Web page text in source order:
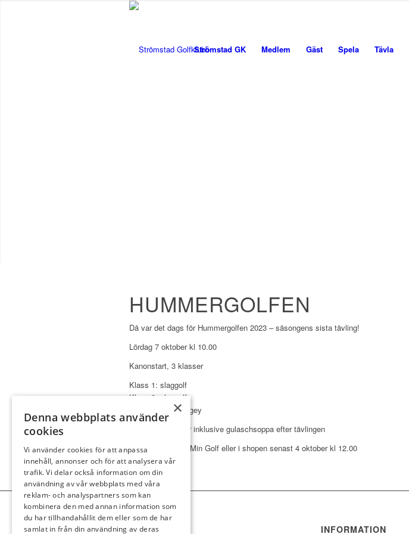
Strömstad GK Medlem Gäst Spela Tävla
HUMMERGOLFEN
Då var det dags för Hummergolfen 2023 – säsongens sista tävling!
Lördag 7 oktober kl 10.00
Kanonstart, 3 klasser
Klass 1: slaggolf
Klass 2: slaggolf
Klass 3: poängbogey
Startavgift: 300 kr inklusive gulaschsoppa efter tävlingen
Anmälan gör du i Min Golf eller i shopen senast 4 oktober kl 12.00
INFORMATION
×
Denna webbplats använder
cookies
Vi använder cookies för att anpassa
innehåll, annonser och för att analysera vår
trafik. Vi delar också information om din
användning av vår webbplats med våra
reklam- och analyspartners som kan
kombinera den med annan information som
du har tillhandahållit dem eller som de har
samlat in från din användning av deras